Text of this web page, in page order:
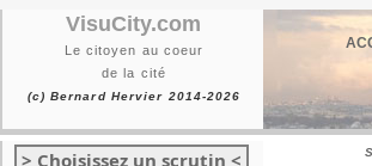
VisuCity.com
Le citoyen au coeur
de la cité
(c) Bernard Hervier 2014-2026
> Choisissez un scrutin <